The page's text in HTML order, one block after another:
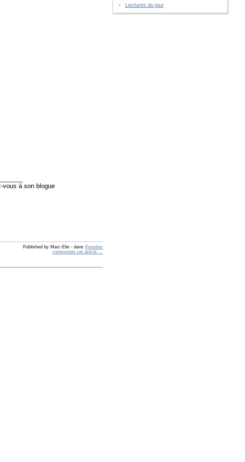
vous à son blogue
Published by Marc-Elie - dans Pensées
commenter cet article …
Lectures du jour